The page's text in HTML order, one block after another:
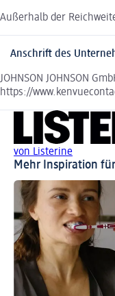
Außerhalb der
Anschrift des
JOHNSON JOHNSON
https://
von Listerine
Mehr Inspiration